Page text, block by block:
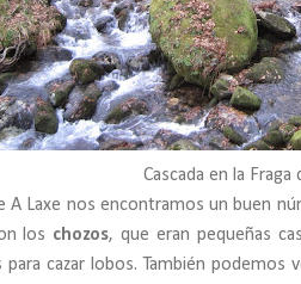
Cascada en la Fraga
A Laxe nos encontramos un buen
los chozos, que eran pequeñas
para cazar lobos. También